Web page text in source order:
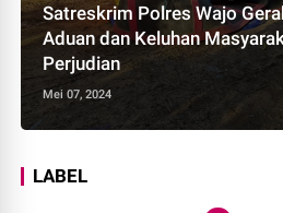
Satreskrim Polres Wajo
Aduan dan Keluhan
Perjudian
Mei 07, 2024
LABEL